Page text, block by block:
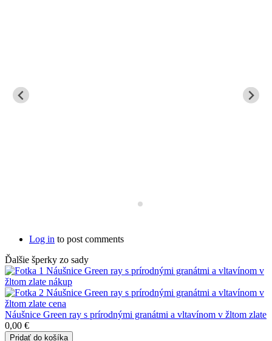
Log in to post comments
Ďalšie šperky zo sady
Náušnice Green ray s prírodnými granátmi a vltavínom v žltom zlate
0,00 €